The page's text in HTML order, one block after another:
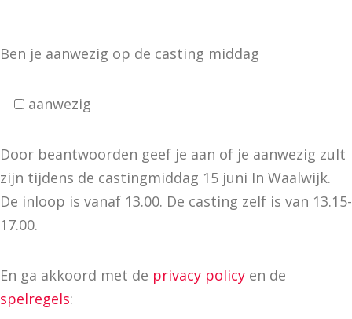
Ben je aanwezig op de casting middag
aanwezig
Door beantwoorden geef je aan of je aanwezig zult
zijn tijdens de castingmiddag 15 juni In Waalwijk.
De inloop is vanaf 13.00. De casting zelf is van 13.15-
17.00.
En ga akkoord met de privacy policy en de
spelregels: